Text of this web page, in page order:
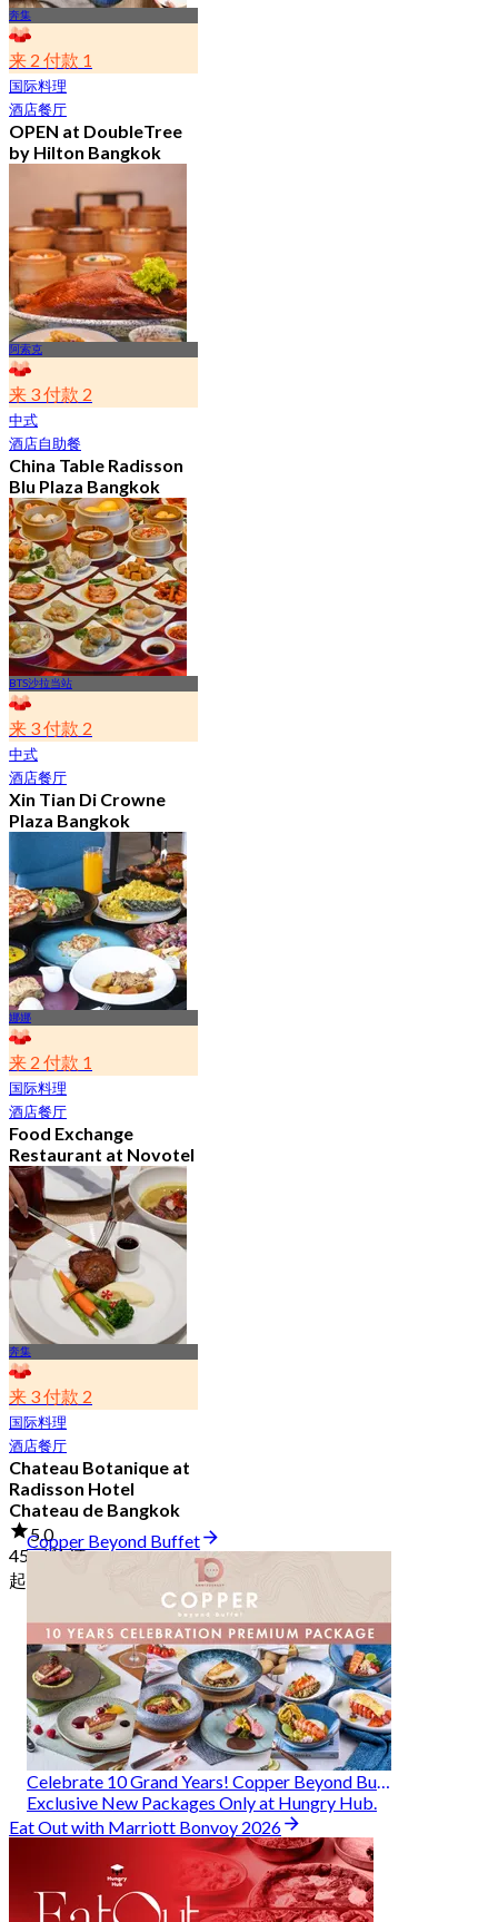
奔集
来 2 付款 1
国际料理
酒店餐厅
OPEN at DoubleTree
by Hilton Bangkok
7.2K 已预订
起
฿ 352.5
阿索克
来 3 付款 2
中式
酒店自助餐
China Table Radisson
Blu Plaza Bangkok
4.6
4.5K 已预订
起฿ 392
BTS沙拉当站
来 3 付款 2
中式
酒店餐厅
Xin Tian Di Crowne
Plaza Bangkok
Lumpini Park
4.5
5.4K 已预订
起฿ 592
娜娜
来 2 付款 1
国际料理
酒店餐厅
Food Exchange
Restaurant at Novotel
Bangkok Sukhumvit 4
4.8
2.7K 已预订
起฿ 349.5
奔集
来 3 付款 2
国际料理
酒店餐厅
Chateau Botanique at
Radisson Hotel
Chateau de Bangkok
5.0
45 已预订
起
Copper Beyond Buffet
Exclusive New Packages Only at Hungry Hub.
Eat Out with Marriott Bonvoy 2026